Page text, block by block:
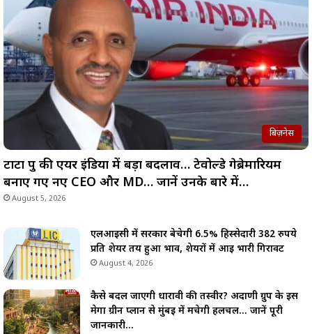
बिज़नेस
टाटा ग्रुप की एयर इंडिया में बड़ा बदलाव… टेवोल्डे गेब्रेमारियम
बनाए गए नए CEO और MD… जानें उनके बारे में…
August 5, 2026
एलआईसी में सरकार बेचेगी 6.5% हिस्सेदारी 382 रुपये
प्रति शेयर तय हुआ भाव, शेयरों में आई भारी गिरावट
August 4, 2026
कैसे बदल जाएगी धारावी की तस्वीर? अदाणी ग्रुप के इस
मेगा ग्रीन प्लान से मुंबई में मचेगी हलचल… जानें पूरी
जानकारी…